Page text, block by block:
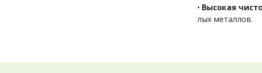
• Высокая
лых металлов.